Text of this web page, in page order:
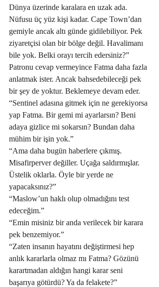
Dünya üzerinde karalara en uzak ada.
Nüfusu üç yüz kişi kadar. Cape Town’dan
gemiyle ancak altı günde gidilebiliyor. Pek
ziyaretçisi olan bir bölge değil. Havalimanı
bile yok. Belki orayı tercih edersiniz?”
Patronu cevap vermeyince Fatma daha fazla
anlatmak ister. Ancak bahsedebileceği pek
bir şey de yoktur. Beklemeye devam eder.
“Sentinel adasına gitmek için ne gerekiyorsa
yap Fatma. Bir gemi mi ayarlarsın? Beni
adaya gizlice mi sokarsın? Bundan daha
mühim bir işin yok.”
“Ama daha bugün haberlere çıkmış.
Misafirperver değiller. Uçağa saldırmışlar.
Üstelik oklarla. Öyle bir yerde ne
yapacaksınız?”
“Maslow’un haklı olup olmadığını test
edeceğim.”
“Emin misiniz bir anda verilecek bir karara
pek benzemiyor.”
“Zaten insanın hayatını değiştirmesi hep
anlık kararlarla olmaz mı Fatma? Gözünü
karartmadan aldığın hangi karar seni
başarıya götürdü? Ya da felakete?”